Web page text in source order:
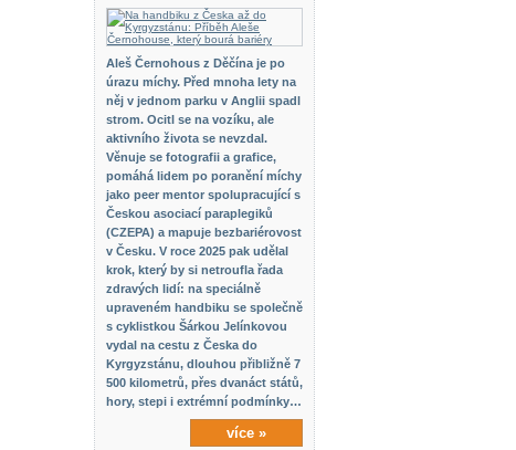
Aleš Černohous z Děčína je po
úrazu míchy. Před mnoha lety na
něj v jednom parku v Anglii spadl
strom. Ocitl se na vozíku, ale
aktivního života se nevzdal.
Věnuje se fotografii a grafice,
pomáhá lidem po poranění míchy
jako peer mentor spolupracující s
Českou asociací paraplegiků
(CZEPA) a mapuje bezbariérovost
v Česku. V roce 2025 pak udělal
krok, který by si netroufla řada
zdravých lidí: na speciálně
upraveném handbiku se společně
s cyklistkou Šárkou Jelínkovou
vydal na cestu z Česka do
Kyrgyzstánu, dlouhou přibližně 7
500 kilometrů, přes dvanáct států,
hory, stepi i extrémní podmínky…
více »